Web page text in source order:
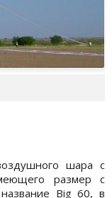
шара с
размер с
Big 60, в